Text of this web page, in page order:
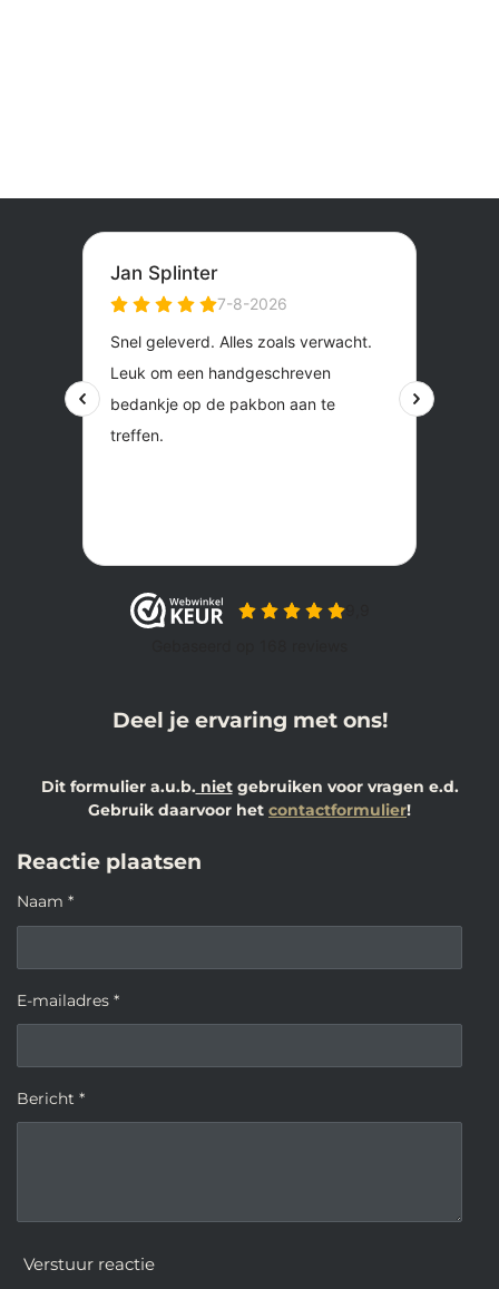
Deel je ervaring met ons!
Dit formulier a.u.b.nietgebruiken voor vragen e.d.
Gebruik daarvoor het contactformulier!
Reactie plaatsen
Naam *
E-mailadres *
Bericht *
Verstuur reactie